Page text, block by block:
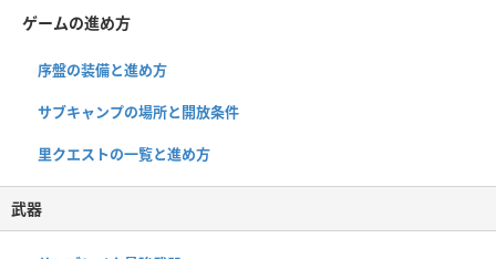
ゲームの進め方
序盤の装備と進め方
サブキャンプの場所と開放条件
里クエストの一覧と進め方
武器